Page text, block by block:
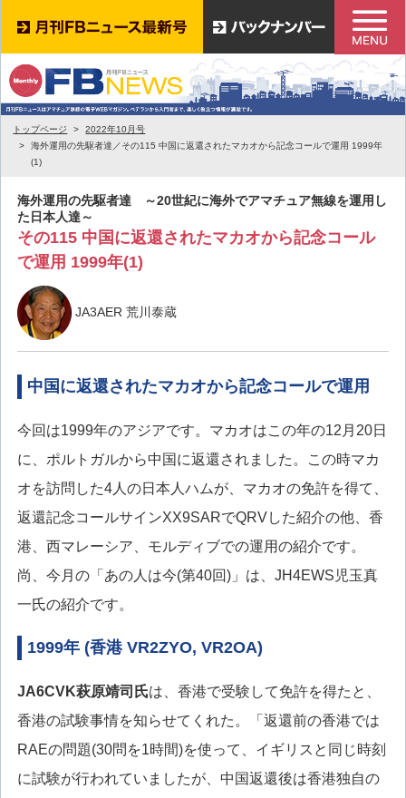
トップページ
2022年10月号
海外運用の先駆者達／その115 中国に返還されたマカオから記念コールで運用 1999年
(1)
海外運用の先駆者達 ～20世紀に海外でアマチュア無線を運用し
た日本人達～
その115 中国に返還されたマカオから記念コール
で運用 1999年(1)
JA3AER 荒川泰蔵
中国に返還されたマカオから記念コールで運用
今回は1999年のアジアです。マカオはこの年の12月20日
に、ポルトガルから中国に返還されました。この時マカ
オを訪問した4人の日本人ハムが、マカオの免許を得て、
返還記念コールサインXX9SARでQRVした紹介の他、香
港、西マレーシア、モルディブでの運用の紹介です。
尚、今月の「あの人は今(第40回)」は、JH4EWS児玉真
一氏の紹介です。
1999年 (香港 VR2ZYO, VR2OA)
JA6CVK萩原靖司氏は、香港で受験して免許を得たと、
香港の試験事情を知らせてくれた。「返還前の香港では
RAEの問題(30問を1時間)を使って、イギリスと同じ時刻
に試験が行われていましたが、中国返還後は香港独自の